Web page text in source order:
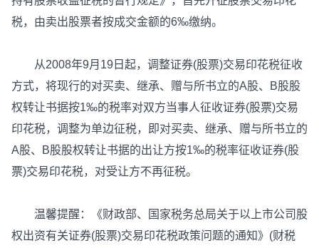
税，由卖出股票者按成交金额的6‰缴纳。
从2008年9月19日起，调整证券(股票)交易印花税征收
方式，将现行的对买卖、继承、赠与所书立的A股、B股股
权转让书据按1‰的税率对双方当事人征收证券(股票)交易
印花税，调整为单边征税，即对买卖、继承、赠与所书立的
A股、B股股权转让书据的出让方按1‰的税率征收证券(股
票)交易印花税，对受让方不再征税。
温馨提醒：《财政部、国家税务总局关于以上市公司股
权出资有关证券(股票)交易印花税政策问题的通知》(财税